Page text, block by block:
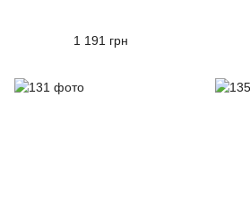
1 191 грн